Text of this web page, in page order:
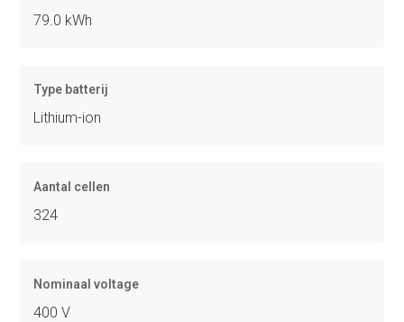
79.0 kWh
Type batterij
Lithium-ion
Aantal cellen
324
Nominaal voltage
400 V